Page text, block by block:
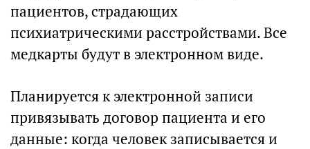
пациентов, страдающих
психиатрическими расстройствами. Все
медкарты будут в электронном виде.
Планируется к электронной записи
привязывать договор пациента и его
данные: когда человек записывается и